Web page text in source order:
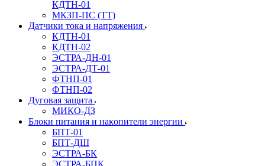
КДТН-01
МКЗП-ПС (ТТ)
Датчики тока и напряжения
КДТН-01
КДТН-02
ЭСТРА-ДН-01
ЭСТРА-ДТ-01
ФТНП-01
ФТНП-02
Дуговая защита
МИКО-ДЗ
Блоĸи питания и наĸопители энергии
БПТ-01
БПТ-ДШ
ЭСТРА-БК
ЭСТРА-БПК